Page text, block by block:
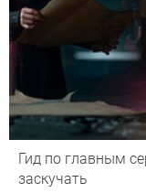
Гид по главным
заскучать